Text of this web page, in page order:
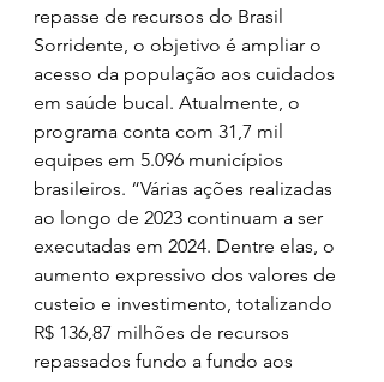
repasse de recursos do Brasil
Sorridente, o objetivo é ampliar o
acesso da população aos cuidados
em saúde bucal. Atualmente, o
programa conta com 31,7 mil
equipes em 5.096 municípios
brasileiros. “Várias ações realizadas
ao longo de 2023 continuam a ser
executadas em 2024. Dentre elas, o
aumento expressivo dos valores de
custeio e investimento, totalizando
R$ 136,87 milhões de recursos
repassados fundo a fundo aos